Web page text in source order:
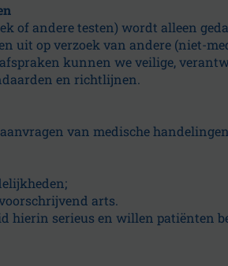
of andere testen) wordt alleen
uit op verzoek van andere (niet-
kunnen we veilige,
en richtlijnen.
van medische
arts.
hierin serieus en willen patiënten